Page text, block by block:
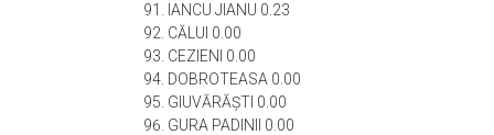
IANCU JIANU 0.23
CĂLUI 0.00
CEZIENI 0.00
DOBROTEASA 0.00
GIUVĂRĂŞTI 0.00
GURA PADINII 0.00